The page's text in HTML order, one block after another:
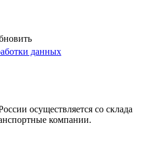
данных
осуществляется со склада
компании.